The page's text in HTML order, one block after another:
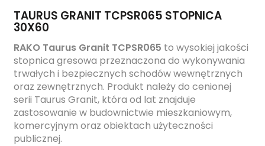
TAURUS GRANIT TCPSR065 STOPNICA
30X60
RAKO Taurus Granit TCPSR065 to wysokiej jakości
stopnica gresowa przeznaczona do wykonywania
trwałych i bezpiecznych schodów wewnętrznych
oraz zewnętrznych. Produkt należy do cenionej
serii Taurus Granit, która od lat znajduje
zastosowanie w budownictwie mieszkaniowym,
komercyjnym oraz obiektach użyteczności
publicznej.